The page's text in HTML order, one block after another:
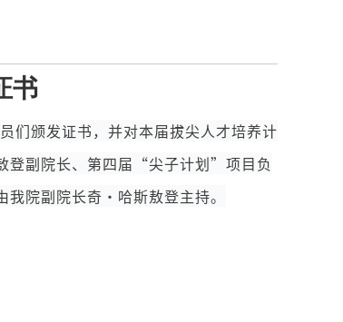
书
们颁发证书，并对本届拔尖人才培养计
登副院长、第四届“尖子计划”项目负
院副院长奇·哈斯敖登主持。